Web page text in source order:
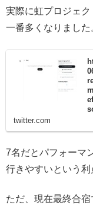
実際に虹プロジェ
一番多くなりました
twitter.com
7名だとパフォーマ
行きやすいという利
ただ、現在最終合宿